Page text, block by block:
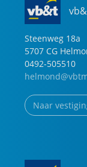
Steenweg 18a
5707 CG
0492-505510
Naar